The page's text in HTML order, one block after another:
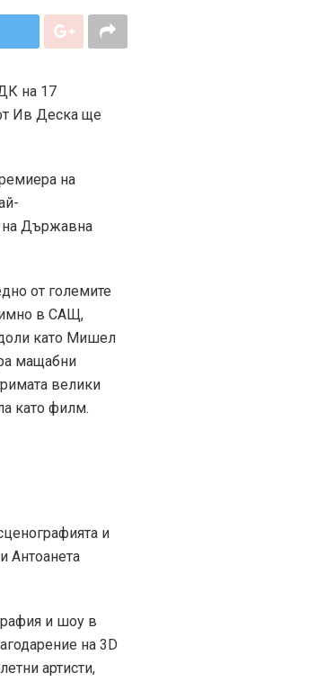
на 17
Ив Деска ще
на
на Държавна
от големите
в САЩ,
като Мишел
мащабни
велики
като филм.
и
Антоанета
и шоу в
на 3D
артисти,